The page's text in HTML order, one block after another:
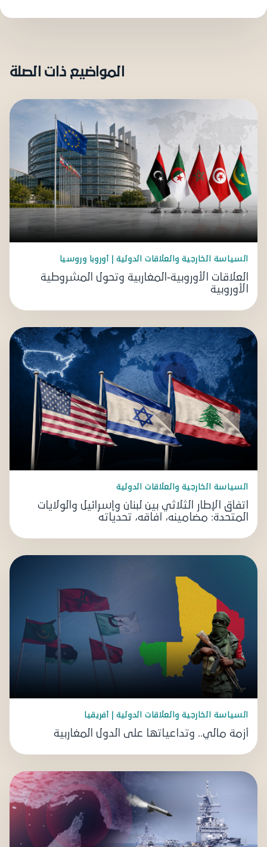
المواضيع ذات الصلة
السياسة الخارجية والعلاقات الدولية | أوروبا وروسيا
العلاقات الأوروبية-المغاربية وتحول المشروطية
الأوروبية
السياسة الخارجية والعلاقات الدولية
اتفاق الإطار الثلاثي بين لبنان وإسرائيل والولايات
المتحدة: مضامينه، آفاقه، تحدياته
السياسة الخارجية والعلاقات الدولية | أفريقيا
أزمة مالي.. وتداعياتها على الدول المغاربية